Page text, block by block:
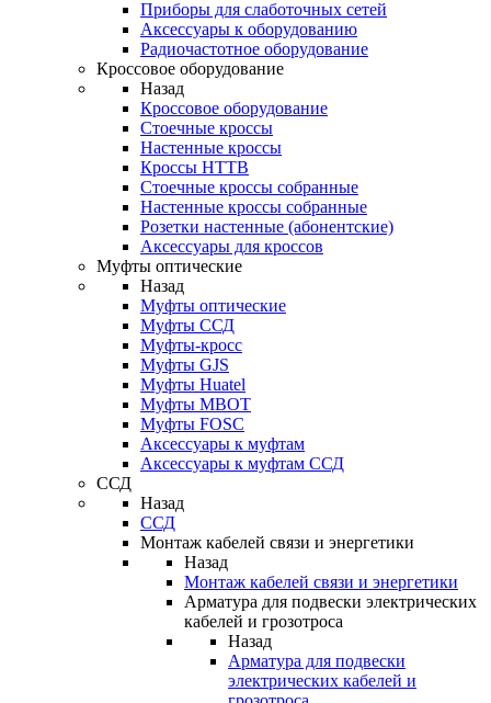
Приборы для слаботочных сетей
Аксессуары к оборудованию
Радиочастотное оборудование
Кроссовое оборудование
Назад
Кроссовое оборудование
Стоечные кроссы
Настенные кроссы
Кроссы HTTB
Стоечные кроссы собранные
Настенные кроссы собранные
Розетки настенные (абонентские)
Аксессуары для кроссов
Муфты оптические
Назад
Муфты оптические
Муфты ССД
Муфты-кросс
Муфты GJS
Муфты Huatel
Муфты МВОТ
Муфты FOSC
Аксессуары к муфтам
Аксессуары к муфтам ССД
ССД
Назад
ССД
Монтаж кабелей связи и энергетики
Назад
Монтаж кабелей связи и энергетики
Арматура для подвески электрических
кабелей и грозотроса
Назад
Арматура для подвески
электрических кабелей и